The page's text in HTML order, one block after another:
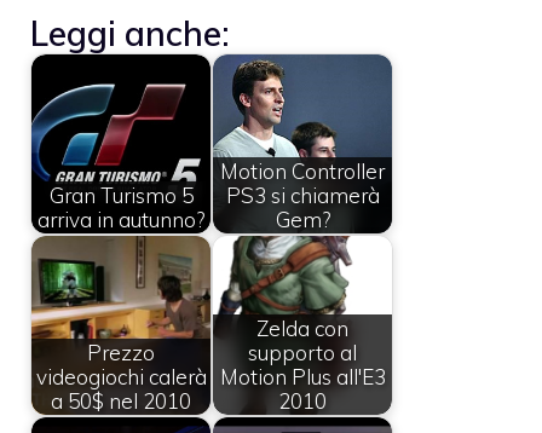
Leggi anche:
Gran Turismo 5
arriva in autunno?
Motion Controller
PS3 si chiamerà
Gem?
Prezzo
videogiochi calerà
a 50$ nel 2010
Zelda con
supporto al
Motion Plus all'E3
2010